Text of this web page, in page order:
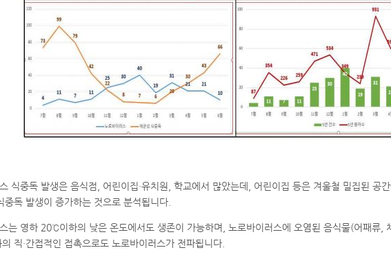
식중독 발생은 음식점, 어린이집·유치원, 학교에서 많았는데, 어린이집 등은 겨울철 밀집된 공
중독 발생이 증가하는 것으로 분석됩니다.
는 영하 20℃이하의 낮은 온도에서도 생존이 가능하며, 노로바이러스에 오염된 음식물(어패류,
직·간접적인 접촉으로도 노로바이러스가 전파됩니다.